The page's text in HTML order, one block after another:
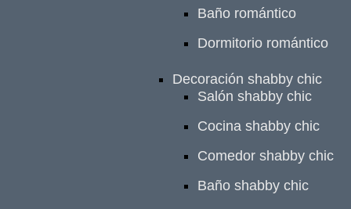
Baño romántico
Dormitorio romántico
Decoración shabby chic
Salón shabby chic
Cocina shabby chic
Comedor shabby chic
Baño shabby chic